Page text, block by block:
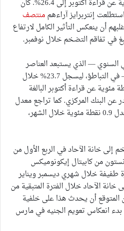
التضخم بمقدار 0.1 نقطة مئوية عن قراءة أكتوبر إلى 26.4%. كان
إنتربرايز آراءهممنتصف
أن ينعكس التأثير الكامل لارتفاع
في تفاقم التضخم خلال نوفمبر.
— الذي يستبعد العناصر
المتقلبة مثل الغذاء والوقود — في التباطؤ، ليسجل 23.7% خلال
متراجعا بنسبة 0.7 نقطة مئوية عن قراءة أكتوبر البالغة
البنك المركزي. كما تراجع معدل
التضخم الأساسي الشهري بمعدل 0.9 نقطة مئوية خلال الشهر،
إلى خانة الآحاد في الربع الأول من
من كابيتال إيكونوميكس
طفيفة خلال شهري ديسمبر ويناير
الآحاد خلال الفترة المتبقية من
من عام 2025. ومن المتوقع أن يحدث هذا على خلفية
انعكاس تعويم الجنيه في مارس